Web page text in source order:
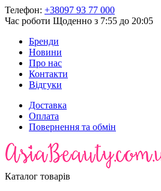
Телефон: +38097 93 77 000
Час роботи Щоденно з 7:55 до 20:05
Бренди
Новини
Про нас
Контакти
Відгуки
Доставка
Оплата
Повернення та обмін
Каталог товарів